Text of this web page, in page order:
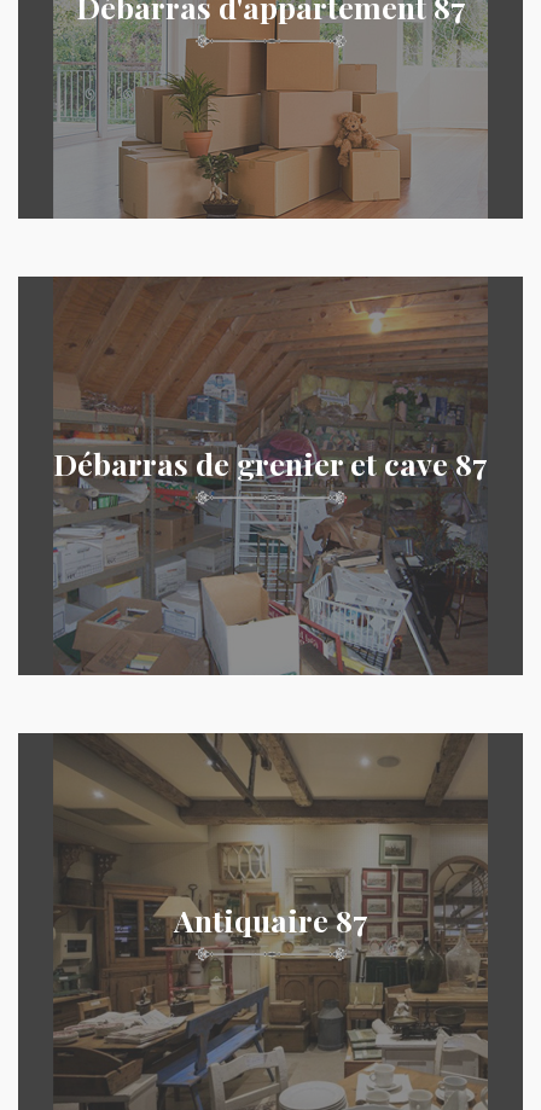
Débarras de grenier et cave 87
Antiquaire 87